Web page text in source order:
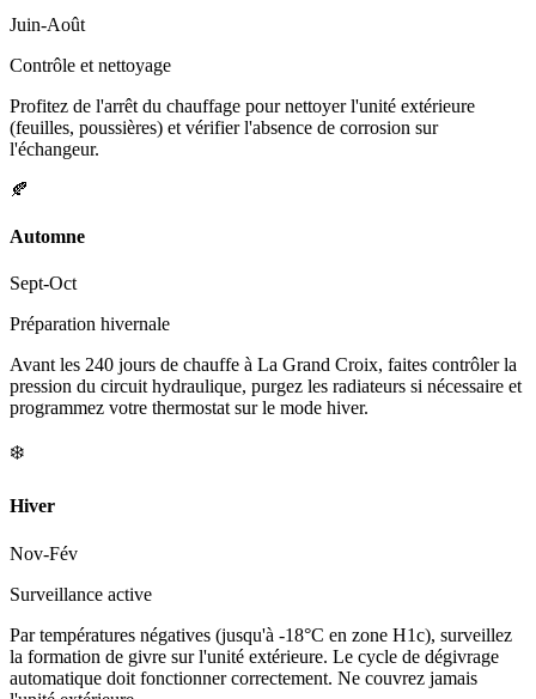
Juin-Août
Contrôle et nettoyage
Profitez de l'arrêt du chauffage pour nettoyer l'unité extérieure
(feuilles, poussières) et vérifier l'absence de corrosion sur
l'échangeur.
🍂
Automne
Sept-Oct
Préparation hivernale
Avant les 240 jours de chauffe à La Grand Croix, faites contrôler la
pression du circuit hydraulique, purgez les radiateurs si nécessaire et
programmez votre thermostat sur le mode hiver.
❄️
Hiver
Nov-Fév
Surveillance active
Par températures négatives (jusqu'à -18°C en zone H1c), surveillez
la formation de givre sur l'unité extérieure. Le cycle de dégivrage
automatique doit fonctionner correctement. Ne couvrez jamais